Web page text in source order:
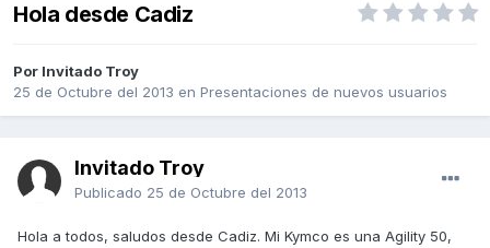
Hola desde Cadiz
Por Invitado Troy
25 de Octubre del 2013 en Presentaciones de nuevos usuarios
Invitado Troy
Publicado 25 de Octubre del 2013
Hola a todos, saludos desde Cadiz. Mi Kymco es una Agility 50,